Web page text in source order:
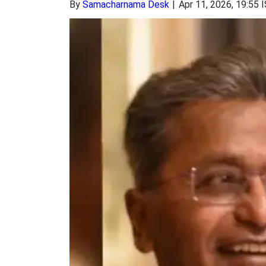
By Samacharnama Desk Apr 11, 2026, 19:55